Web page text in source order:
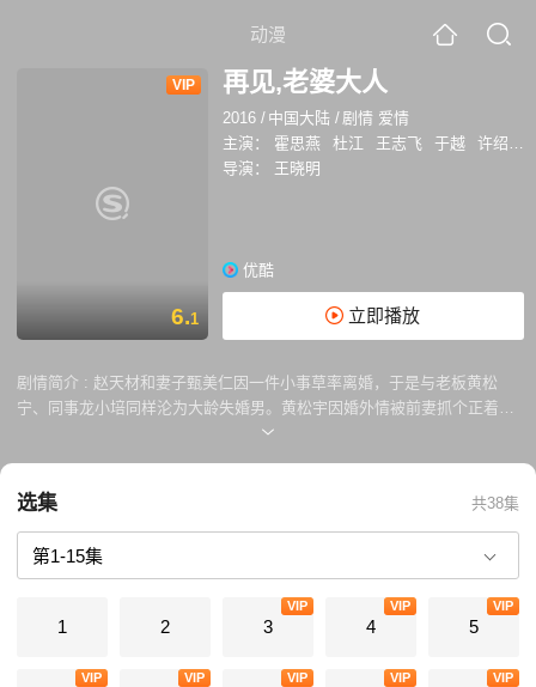
动漫
VIP
6.1
再见,老婆大人
2016 / 中国大陆 /剧情 爱情
主演：
霍思燕 杜江 王志飞 于越 许绍雄
导演：
王晓明
优酷
立即播放
剧情简介 : 赵天材和妻子甄美仁因一件小事草率离婚，于是与老板黄松
宁、同事龙小培同样沦为大龄失婚男。黄松宇因婚外情被前妻抓个正着而
离婚；龙小培与90后富二代的婚姻纯粹不靠谱，属于闪婚闪离一族。离婚
天材心生好感。甄美仁在遇到中学同学柳金后，生活也风生水起，屡屡与
成功男士见面约会，却被柳金捉弄得不轻。家庭解体后，梦想新生活的
赵、甄二人，在历经挫折后，终于意识到原配的好，于是，决定复婚。同
为失婚男，黄松宇最终也明白了婚姻的奥秘在于包容与珍惜；屌丝男龙小
培事业终于有所起色，用进账第一笔钱给初恋柳金买了求婚戒指。三个失
婚男终于找到生活的方向。
选集 共38集
1 2 3
VIP
4
VIP
5
VIP
VIP VIP VIP VIP VIP